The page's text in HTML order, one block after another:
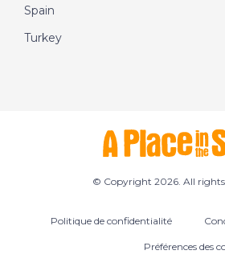
Spain
Turkey
© Copyright 2026. All rights
Politique de confidentialité
Préférences des